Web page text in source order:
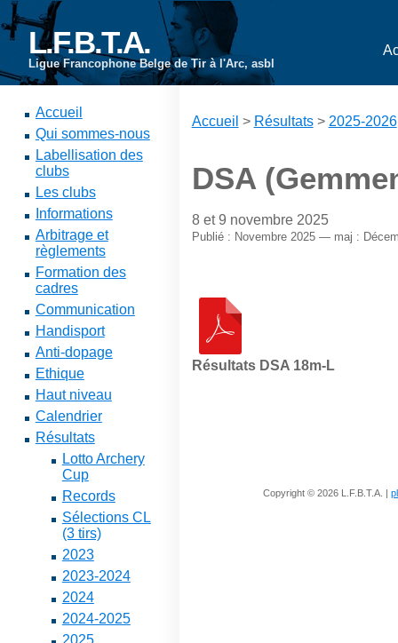
L.F.B.T.A.
Ligue Francophone Belge de Tir à l'Arc, asbl
Accueil
Qui sommes-nous
Labellisation des
clubs
Les clubs
Informations
Arbitrage et
règlements
Formation des
cadres
Communication
Handisport
Anti-dopage
Ethique
Haut niveau
Calendrier
Résultats
Lotto Archery
Cup
Records
Sélections CL
(3 tirs)
2023
2023-2024
2024
2024-2025
2025
Accueil > Résultats> 2025-2026
DSA
8 et 9 novembre 2025
Publié : Novembre 2025 — maj :
Résultats DSA 18m-L
Copyright © 2026 L.F.B.T.A. |